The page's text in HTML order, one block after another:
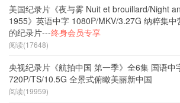
美国纪录片《夜与雾 Nuit et brouillard/Night
1955》英语中字 1080P/MKV/3.27G 纳粹集中
的纪录片---终身会员专享
阅读(17648)
央视纪录片《航拍中国 第一季》全6集 国语中
720P/TS/10.5G 全景式俯瞰美丽新中国
阅读(19959)